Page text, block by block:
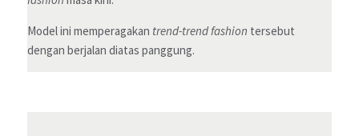
Model ini memperagakan trend-trend fashion tersebut
dengan berjalan diatas panggung.